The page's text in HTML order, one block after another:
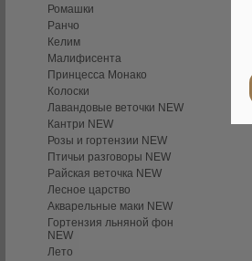
Ромашки
Ранчо
Келим
Малифисента
Принцесса Монако
Колоски
Лавандовые веточки NEW
Кантри NEW
Розы и гортензии NEW
Птичьи разговоры NEW
Райская веточка NEW
Лесное царство
Акварельные маки NEW
Гортензия льняной фон
NEW
Лето